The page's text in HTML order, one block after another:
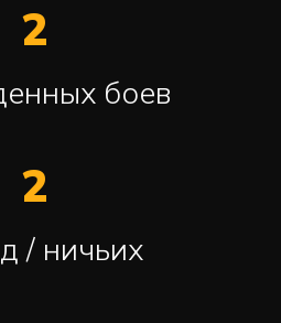
2
боев
2
/ ничьих